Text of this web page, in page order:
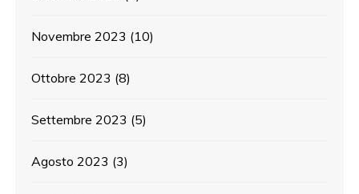
Novembre 2023 (10)
Ottobre 2023 (8)
Settembre 2023 (5)
Agosto 2023 (3)